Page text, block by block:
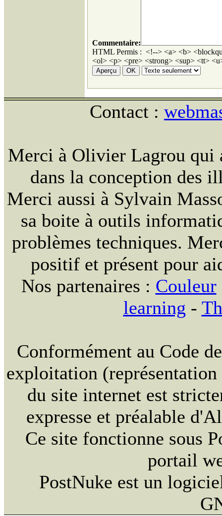
Commentaire:
HTML Permis : <!--> <a> <b>
<ol> <p> <pre> <strong> <sup> <tt>
Contact :
Merci à Olivier Lagrou qui
dans la conception des
Merci aussi à Sylvain
sa boite à outils
problèmes techniques.
positif et présent pour
Nos partenaires : Couleur
learning -
Conformément au Code
exploitation
du site internet est
expresse et préalable
Ce site fonctionne sous
portail
PostNuke est un